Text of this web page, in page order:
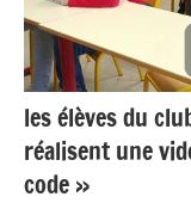
les élèves du
réalisent une
code »